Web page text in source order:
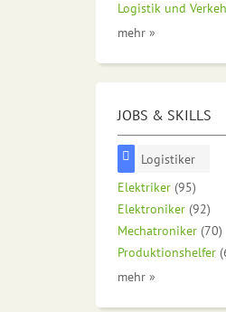
Logistik und
mehr »
JOBS & SKILLS
Logistiker
Elektriker (95)
Elektroniker (92)
Mechatroniker (70)
Produktionshelfer
mehr »